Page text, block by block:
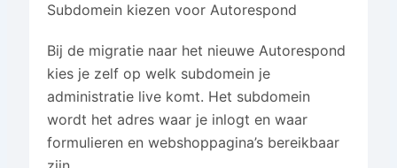
Subdomein kiezen voor Autorespond
Bij de migratie naar het nieuwe Autorespond
kies je zelf op welk subdomein je
administratie live komt. Het subdomein
wordt het adres waar je inlogt en waar
formulieren en webshoppagina’s bereikbaar